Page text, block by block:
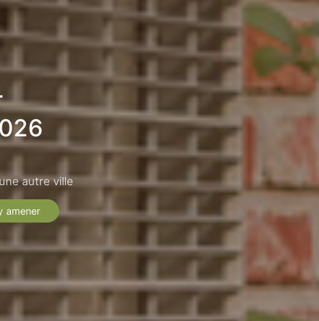
autre ville
amener